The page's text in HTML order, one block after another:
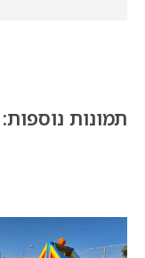
תמונות נוספות: